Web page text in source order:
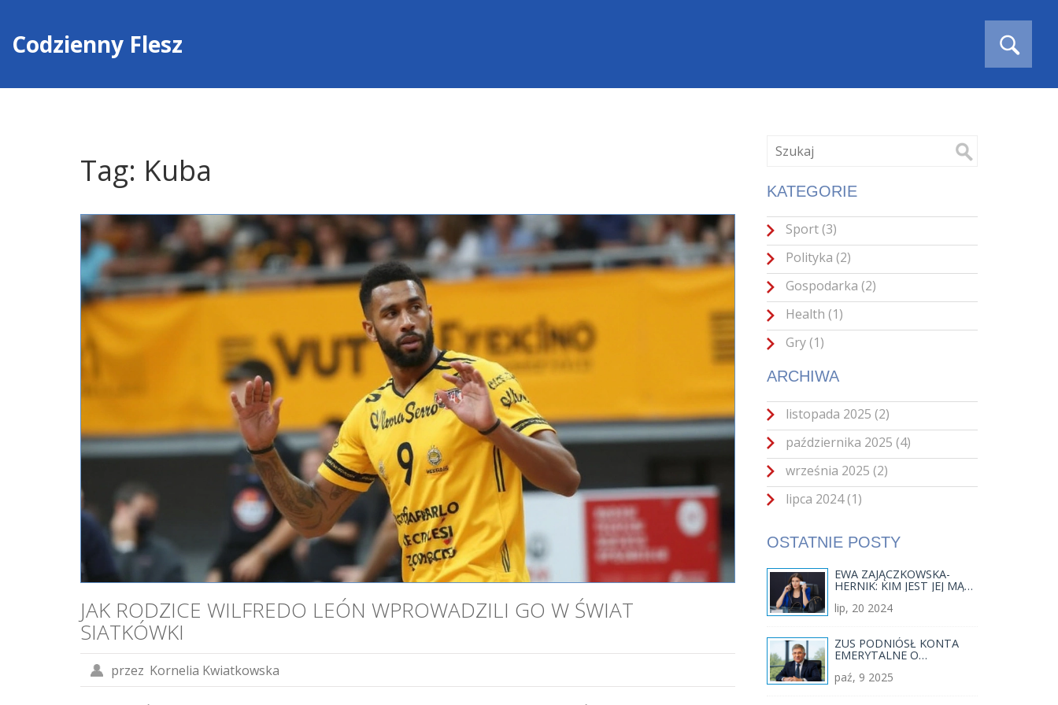
Codzienny Flesz
Tag: Kuba
JAK RODZICE WILFREDO LEÓN WPROWADZILI GO W ŚWIAT
SIATKÓWKI
przez Kornelia Kwiatkowska
KATEGORIE
Sport(3)
Polityka(2)
Gospodarka(2)
Health(1)
Gry(1)
ARCHIWA
listopada 2025(2)
października 2025(4)
września 2025(2)
lipca 2024(1)
OSTATNIE POSTY
EWA ZAJĄCZKOWSKA-
HERNIK: KIM JEST JEJ MĄŻ
lip, 20 2024
ZUS PODNIÓSŁ KONTA
EMERYTALNE O
ZŁ – PREZES DERDZIUK
paź, 9 2025